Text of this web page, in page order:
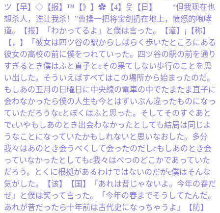
ツ【早】◇【报】™【》】✿【4】웃【日】 “但我现在也
想杀人，谁让我杀！”曹操一把将宝剑扔在地上，愤怒的咆哮
道。【报】「わかってるよ」と僕は言った。【道】¡【称】
【，】「彼女は四ツ谷の駅からしばらく歩いたところにある
彼女の高校の前に僕をつれていった。四ツ谷の駅の前を通り
すぎるとき僕はふと直子とcその果てしない歩行のことを思
い出した。そういえばすべてはこの場所から始まったのだ。
もしあの五月の日曜日に中央線の電車の中でたまたま直子に
会わなかったら僕の人生も今とはずいぶん違ったものになっ
ていただろうなcとぼくはふと思った。そしてそのすぐあと
でcいやもしあのとき出会わなかったとしても結局は同じよ
うなことになっていたかもしれないと思いなおした。多分
我々はあのとき会うべくして会ったのだしcもしあのとき会
っていなかったとしてもc我々はべつのどこかであっていた
だろう。とくに根拠があるわけではないのだがc僕はそんな
気がした。【该】【国】「あれは昔じゃないよ。今年の春だ
ぜ」と僕は笑って言った。「今年の春までそうしてたんだ。
あれが昔だったら十年前は古代史になっちゃうよ」【防】